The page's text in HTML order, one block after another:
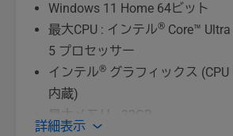
Windows 11 Home 64ビット
最大CPU : インテル® Core™ Ultra
5 プロセッサー
インテル® グラフィックス (CPU
内蔵)
最大メモリ : 32GB
詳細表示